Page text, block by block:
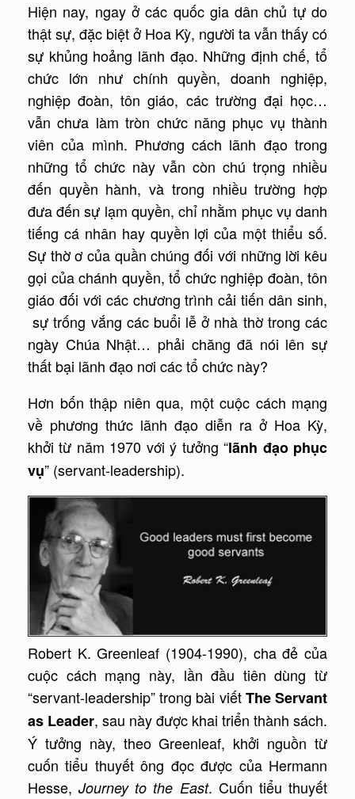
Hiện nay, ngay ở các quốc gia dân chủ tự do
thật sự, đặc biệt ở Hoa Kỳ, người ta vẫn thấy có
sự khủng hoảng lãnh đạo. Những định chế, tổ
chức lớn như chính quyền, doanh nghiệp,
nghiệp đoàn, tôn giáo, các trường đại học…
vẫn chưa làm tròn chức năng phục vụ thành
viên của mình. Phương cách lãnh đạo trong
những tổ chức này vẫn còn chú trọng nhiều
đến quyền hành, và trong nhiều trường hợp
đưa đến sự lạm quyền, chỉ nhằm phục vụ danh
tiếng cá nhân hay quyền lợi của một thiểu số.
Sự thờ ơ của quần chúng đối với những lời kêu
gọi của chánh quyền, tổ chức nghiệp đoàn, tôn
giáo đối với các chương trình cải tiến dân sinh,
sự trống vắng các buổi lễ ở nhà thờ trong các
ngày Chúa Nhật… phải chăng đã nói lên sự
thất bại lãnh đạo nơi các tổ chức này?
Hơn bốn thập niên qua, một cuộc cách mạng
về phương thức lãnh đạo diễn ra ở Hoa Kỳ,
khởi từ năm 1970 với ý tưởng “lãnh đạo phục
vụ” (servant-leadership).
Robert K. Greenleaf (1904-1990), cha đẻ của
cuộc cách mạng này, lần đầu tiên dùng từ
“servant-leadership” trong bài viếtThe Servant
as Leader, sau này được khai triển thành sách.
Ý tưởng này, theo Greenleaf, khởi nguồn từ
cuốn tiểu thuyết ông đọc được của Hermann
Hesse,Journey to the East. Cuốn tiểu thuyết